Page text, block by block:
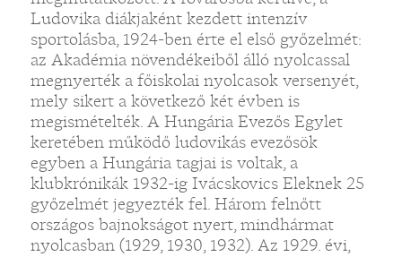
Ludovika diákjaként kezdett intenzív
sportolásba, 1924-ben érte el első győzelmét:
az Akadémia növendékeiből álló nyolcassal
megnyerték a főiskolai nyolcasok versenyét,
mely sikert a következő két évben is
megismételték. A Hungária Evezős Egylet
keretében működő ludovikás evezősök
egyben a Hungária tagjai is voltak, a
klubkrónikák 1932-ig Ivácskovics Eleknek 25
győzelmét jegyezték fel. Három felnőtt
országos bajnokságot nyert, mindhármat
nyolcasban (1929, 1930, 1932). Az 1929. évi,